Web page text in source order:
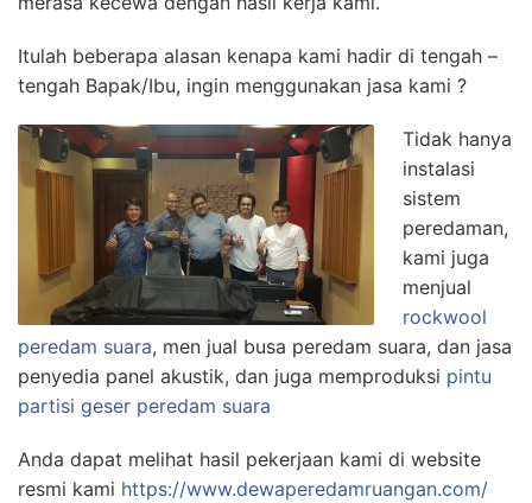
Itulah beberapa alasan kenapa kami hadir di tengah –
tengah Bapak/Ibu, ingin menggunakan jasa kami ?
Tidak hanya
instalasi
sistem
peredaman,
kami juga
menjual
rockwool
peredam suara, men jual busa peredam suara, dan jasa
penyedia panel akustik, dan juga memproduksi pintu
partisi geser peredam suara
Anda dapat melihat hasil pekerjaan kami di website
resmi kami https://www.dewaperedamruangan.com/